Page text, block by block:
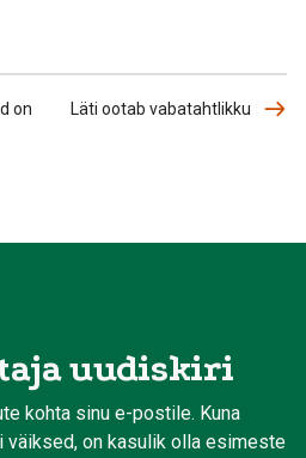
on
Läti ootab vabatahtlikku
uudiskiri
kohta sinu e-postile. Kuna
väiksed, on kasulik olla esimeste